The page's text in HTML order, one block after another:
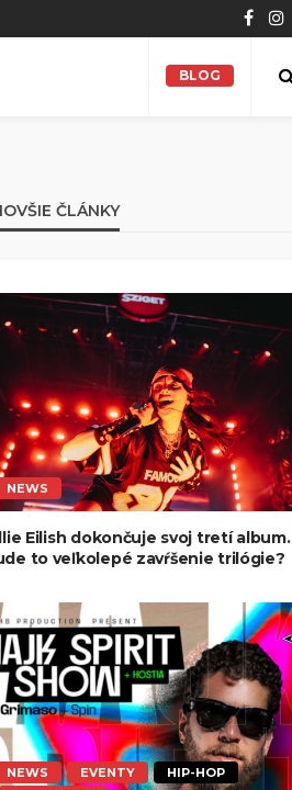
BLOG
ČLÁNKY
NEWS
Eilish dokončuje svoj tretí album.
to veľkolepé zavŕšenie trilógie?
NEWS EVENTY
HIP-HOP